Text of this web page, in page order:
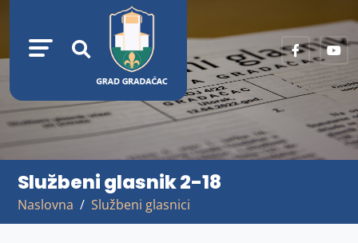
Službeni glasnik 2-18
Naslovna Službeni glasnici